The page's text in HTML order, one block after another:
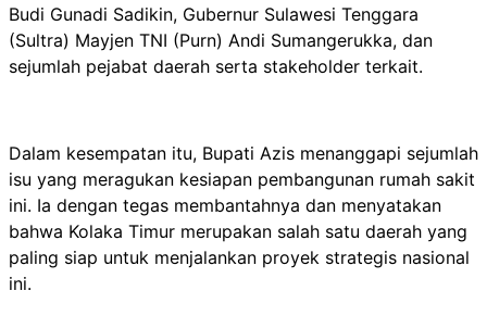
Budi Gunadi Sadikin, Gubernur Sulawesi Tenggara
(Sultra) Mayjen TNI (Purn) Andi Sumangerukka, dan
sejumlah pejabat daerah serta stakeholder terkait.
Dalam kesempatan itu, Bupati Azis menanggapi sejumlah
isu yang meragukan kesiapan pembangunan rumah sakit
ini. Ia dengan tegas membantahnya dan menyatakan
bahwa Kolaka Timur merupakan salah satu daerah yang
paling siap untuk menjalankan proyek strategis nasional
ini.